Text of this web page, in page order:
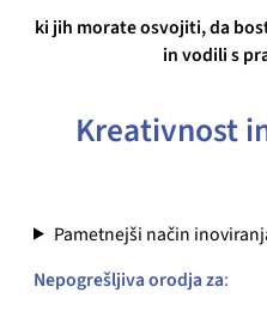
ki jih morate osvojiti, da
in vodili s
Kreativnost
Pametnejši način
Nepogrešljiva orodja za: